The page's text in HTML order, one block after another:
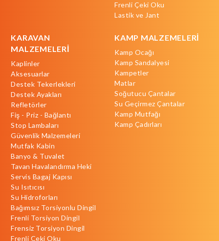
Frenli Çeki Oku
Lastik ve Jant
KARAVAN
MALZEMELERİ
Kaplinler
Aksesuarlar
Destek Tekerlekleri
Destek Ayakları
Refletörler
Fiş - Priz - Bağlantı
Stop Lambaları
Güvenlik Malzemeleri
Mutfak Kabin
Banyo & Tuvalet
Tavan Havalandırma Heki
Servis Bagaj Kapısı
Su Isıtıcısı
Su Hidroforları
Bağımsız Torsiyonlu Dingil
Frenli Torsiyon Dingil
Frensiz Torsiyon Dingil
Frenli Çeki Oku
KAMP MALZEMELERİ
Kamp Ocağı
Kamp Sandalyesi
Kampetler
Matlar
Soğutucu Çantalar
Su Geçirmez Çantalar
Kamp Mutfağı
Kamp Çadırları